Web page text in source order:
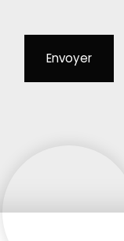
Envoyer